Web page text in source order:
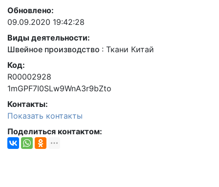
Обновлено:
09.09.2020 19:42:28
Виды деятельности:
Швейное производство : Ткани Китай
Код:
R00002928
1mGPF7I0SLw9WnA3r9bZto
Контакты:
Показать контакты
Поделиться контактом: